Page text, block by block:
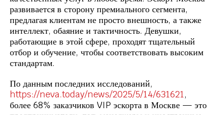
развивается в сторону премиального сегмента,
предлагая клиентам не просто внешность, а также
интеллект, обаяние и тактичность. Девушки,
работающие в этой сфере, проходят тщательный
отбор и обучение, чтобы соответствовать высоким
стандартам.
По данным последних исследований,
https://neva.today/news/2025/5/14/631621,
более 68% заказчиков VIP эскорта в Москве — это